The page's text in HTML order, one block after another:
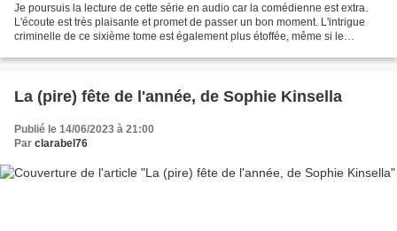
Je poursuis la lecture de cette série en audio car la comédienne est extra.
L'écoute est très plaisante et promet de passer un bon moment. L'intrigue
criminelle de ce sixième tome est également plus étoffée, même si le
La (pire) fête de l'année, de Sophie Kinsella
Publié le 14/06/2023 à 21:00
Par clarabel76